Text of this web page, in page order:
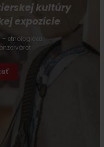
kultúry
expozície
– etnologička